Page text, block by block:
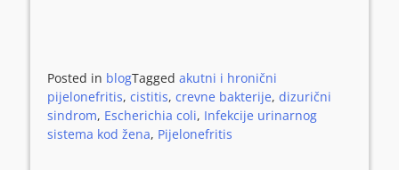
Posted in blogTagged akutni i hronični
pijelonefritis, cistitis, crevne bakterije, dizurični
sindrom, Escherichia coli, Infekcije urinarnog
sistema kod žena, Pijelonefritis